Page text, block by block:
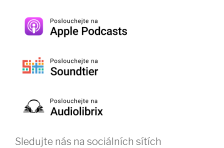
Sledujte nás na sociálních sítích